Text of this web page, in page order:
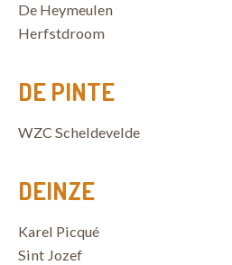
De Heymeulen
Herfstdroom
DE PINTE
WZC Scheldevelde
DEINZE
Karel Picqué
Sint Jozef